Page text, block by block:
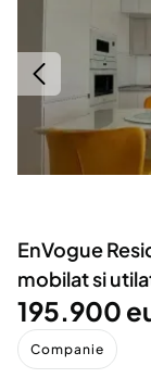
Animale de
Afaceri și
Inchiriere
Utilaje
Piese auto si
Dacia Duster
EnVogue
mobilat si
195.900
Companie